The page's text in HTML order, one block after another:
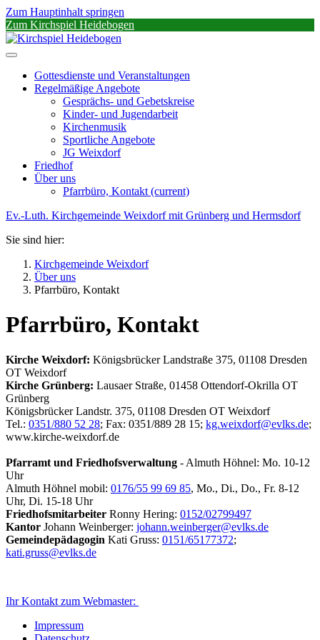
Zum Hauptinhalt springen
Zum Kirchspiel Heidebogen
Gottesdienste und Veranstaltungen
Regelmäßige Angebote
Gesprächs- und Gebetskreise
Kinder- und Jugendarbeit
Kirchenmusik
Sportliche Angebote
JG Weixdorf
Friedhof
Über uns
Pfarrbüro, Kontakt (current)
Ev.-Luth. Kirchgemeinde Weixdorf mit Grünberg und Hermsdorf
Sie sind hier:
Kirchgemeinde Weixdorf
Über uns
Pfarrbüro, Kontakt
Pfarrbüro, Kontakt
Kirche Weixdorf: Königsbrücker Landstraße 375, 01108 Dresden
OT Weixdorf
Kirche Grünberg: Lausaer Straße, 01458 Ottendorf-Okrilla OT
Grünberg
Königsbrücker Landstr. 375, 01108 Dresden OT Weixdorf
Tel.: 0351/880 52 28; Fax: 0351/889 28 15; kg.weixdorf@evlks.de;
www.kirche-weixdorf.de
Pfarramt und Friedhofsverwaltung - Almuth Höhnel: Mo. 10-12
Uhr
Almuth Höhnel mobil: 0176/55 99 69 85, Mo., Di., Do., Fr. 8-12
Uhr, Di. 15-18 Uhr
Friedhofsmitarbeiter Ronny Hering: 0152/02799497
Kantor Johann Weinberger: johann.weinberger@evlks.de
Gemeindepädagogin Kati Gruss: 0151/65177372;
kati.gruss@evlks.de
Ihr Kontakt zum Webmaster:
Impressum